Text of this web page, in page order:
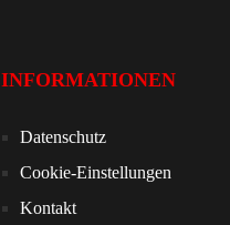
INFORMATIONEN
Datenschutz
Cookie-Einstellungen
Kontakt